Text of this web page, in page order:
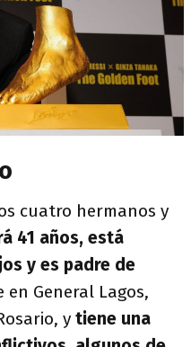
cuatro hermanos y
41 años, está
y es padre de
en General Lagos,
y tiene una